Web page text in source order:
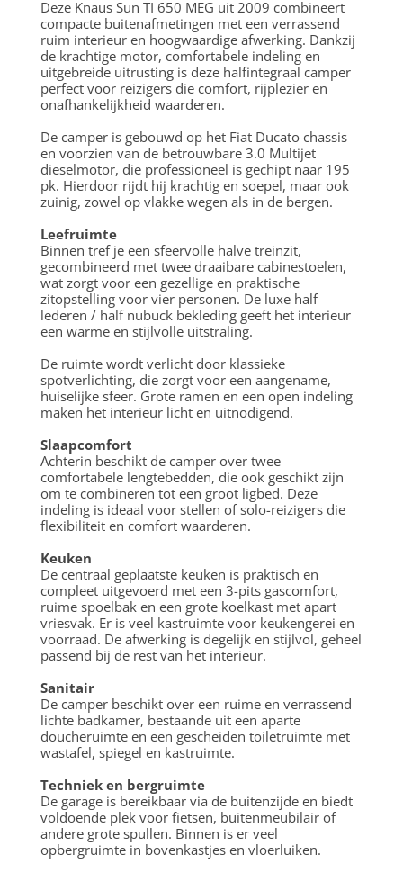
Deze Knaus Sun TI 650 MEG uit 2009 combineert
compacte buitenafmetingen met een verrassend
ruim interieur en hoogwaardige afwerking. Dankzij
de krachtige motor, comfortabele indeling en
uitgebreide uitrusting is deze halfintegraal camper
perfect voor reizigers die comfort, rijplezier en
onafhankelijkheid waarderen.
De camper is gebouwd op het Fiat Ducato chassis
en voorzien van de betrouwbare 3.0 Multijet
dieselmotor, die professioneel is gechipt naar 195
pk. Hierdoor rijdt hij krachtig en soepel, maar ook
zuinig, zowel op vlakke wegen als in de bergen.
Leefruimte
Binnen tref je een sfeervolle halve treinzit,
gecombineerd met twee draaibare cabinestoelen,
wat zorgt voor een gezellige en praktische
zitopstelling voor vier personen. De luxe half
lederen / half nubuck bekleding geeft het interieur
een warme en stijlvolle uitstraling.
De ruimte wordt verlicht door klassieke
spotverlichting, die zorgt voor een aangename,
huiselijke sfeer. Grote ramen en een open indeling
maken het interieur licht en uitnodigend.
Slaapcomfort
Achterin beschikt de camper over twee
comfortabele lengtebedden, die ook geschikt zijn
om te combineren tot een groot ligbed. Deze
indeling is ideaal voor stellen of solo-reizigers die
flexibiliteit en comfort waarderen.
Keuken
De centraal geplaatste keuken is praktisch en
compleet uitgevoerd met een 3-pits gascomfort,
ruime spoelbak en een grote koelkast met apart
vriesvak. Er is veel kastruimte voor keukengerei en
voorraad. De afwerking is degelijk en stijlvol, geheel
passend bij de rest van het interieur.
Sanitair
De camper beschikt over een ruime en verrassend
lichte badkamer, bestaande uit een aparte
doucheruimte en een gescheiden toiletruimte met
wastafel, spiegel en kastruimte.
Techniek en bergruimte
De garage is bereikbaar via de buitenzijde en biedt
voldoende plek voor fietsen, buitenmeubilair of
andere grote spullen. Binnen is er veel
opbergruimte in bovenkastjes en vloerluiken.